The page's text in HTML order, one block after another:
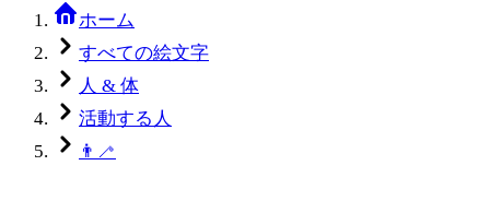
ホーム
すべての絵文字
人 & 体
活動する人
👨‍🦯